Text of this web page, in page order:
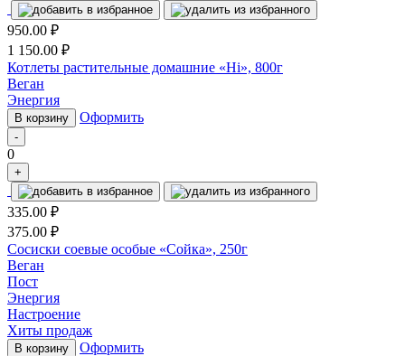
950.00 ₽
1 150.00 ₽
Котлеты растительные домашние «Hi», 800г
Веган
Энергия
В корзину Оформить
-
0
+
335.00 ₽
375.00 ₽
Сосиски соевые особые «Сойка», 250г
Веган
Пост
Энергия
Настроение
Хиты продаж
В корзину Оформить